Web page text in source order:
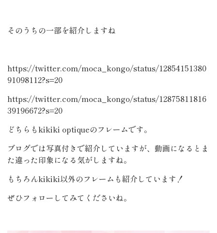
そのうちの一部を紹介しますね
https://twitter.com/moca_kongo/status/12854151380
91098112?s=20
https://twitter.com/moca_kongo/status/12875811816
39196672?s=20
どちらもkikiki optiqueのフレームです。
ブログでは写真付きで紹介していますが、動画になるとま
た違った印象になる気がしますね。
もちろんkikiki以外のフレームも紹介しています！
ぜひフォローしてみてくださいね。